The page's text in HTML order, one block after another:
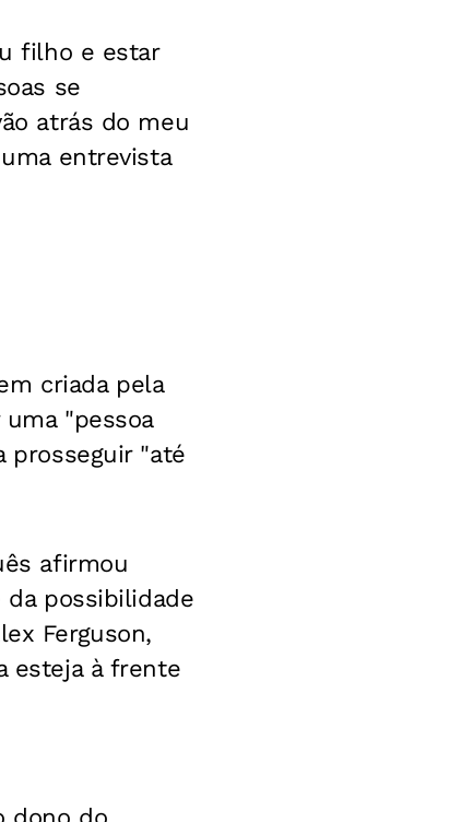
filho e estar
se
atrás do meu
entrevista
criada pela
"pessoa
prosseguir "até
afirmou
possibilidade
Ferguson,
esteja à frente